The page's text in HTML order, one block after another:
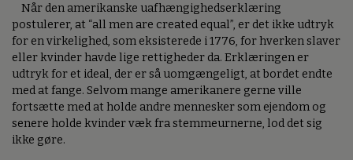
Når den amerikanske uafhængighedserklæring
postulerer, at “all men are created equal”, er det ikke udtryk
for en virkelighed, som eksisterede i 1776, for hverken slaver
eller kvinder havde lige rettigheder da. Erklæringen er
udtryk for et ideal, der er så uomgængeligt, at bordet endte
med at fange. Selvom mange amerikanere gerne ville
fortsætte med at holde andre mennesker som ejendom og
senere holde kvinder væk fra stemmeurnerne, lod det sig
ikke gøre.